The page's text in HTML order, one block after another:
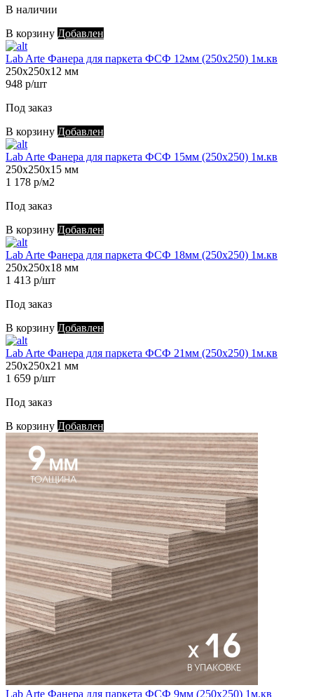
В наличии
В корзину Добавлен
Lab Arte Фанера для паркета ФСФ 12мм (250х250) 1м.кв
250х250х12 мм
948 р/шт
Под заказ
В корзину Добавлен
Lab Arte Фанера для паркета ФСФ 15мм (250х250) 1м.кв
250х250х15 мм
1 178 р/м2
Под заказ
В корзину Добавлен
Lab Arte Фанера для паркета ФСФ 18мм (250х250) 1м.кв
250х250х18 мм
1 413 р/шт
Под заказ
В корзину Добавлен
Lab Arte Фанера для паркета ФСФ 21мм (250х250) 1м.кв
250х250х21 мм
1 659 р/шт
Под заказ
В корзину Добавлен
Lab Arte Фанера для паркета ФСФ 9мм (250х250) 1м.кв